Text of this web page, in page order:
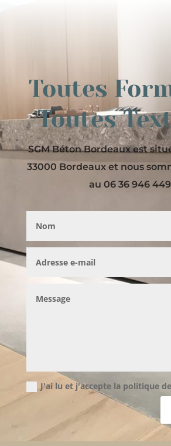
Toutes
Toutes
SGM Béton Bordeaux est
33000 Bordeaux et nous
au 06 36 946
J'ai lu et j'accepte la politique